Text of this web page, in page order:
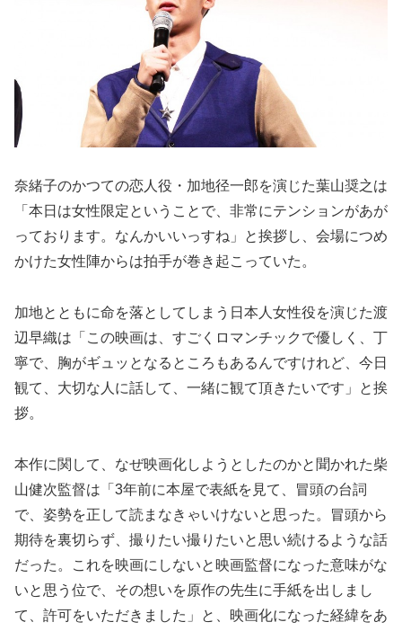
奈緒子のかつての恋人役・加地径一郎を演じた葉山奨之は
「本日は女性限定ということで、非常にテンションがあが
っております。なんかいいっすね」と挨拶し、会場につめ
かけた女性陣からは拍手が巻き起こっていた。
加地とともに命を落としてしまう日本人女性役を演じた渡
辺早織は「この映画は、すごくロマンチックで優しく、丁
寧で、胸がギュッとなるところもあるんですけれど、今日
観て、大切な人に話して、一緒に観て頂きたいです」と挨
拶。
本作に関して、なぜ映画化しようとしたのかと聞かれた柴
山健次監督は「3年前に本屋で表紙を見て、冒頭の台詞
で、姿勢を正して読まなきゃいけないと思った。冒頭から
期待を裏切らず、撮りたい撮りたいと思い続けるような話
だった。これを映画にしないと映画監督になった意味がな
いと思う位で、その想いを原作の先生に手紙を出しまし
て、許可をいただきました」と、映画化になった経緯をあ